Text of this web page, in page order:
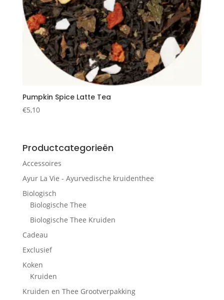
Pumpkin Spice Latte Tea
€5,10
Productcategorieën
Accessoires
Ayur La Vie - Ayurvedische kruidenthee
Biologisch
Biologische Thee
Biologische Thee Kruiden
Cadeau
Exclusief
Koken
Kruiden
Kruiden en Thee Grootverpakking